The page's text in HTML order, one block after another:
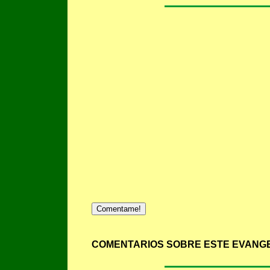
Comentame!
COMENTARIOS SOBRE ESTE